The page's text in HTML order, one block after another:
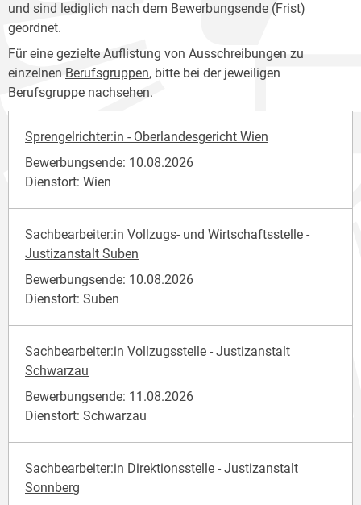
und sind lediglich nach dem Bewerbungsende (Frist)
geordnet.
Für eine gezielte Auflistung von Ausschreibungen zu
einzelnen Berufsgruppen, bitte bei der jeweiligen
Berufsgruppe nachsehen.
Sprengelrichter:in - Oberlandesgericht Wien
Bewerbungsende: 10.08.2026
Dienstort: Wien
Sachbearbeiter:in Vollzugs- und Wirtschaftsstelle -
Justizanstalt Suben
Bewerbungsende: 10.08.2026
Dienstort: Suben
Sachbearbeiter:in Vollzugsstelle - Justizanstalt
Schwarzau
Bewerbungsende: 11.08.2026
Dienstort: Schwarzau
Sachbearbeiter:in Direktionsstelle - Justizanstalt
Sonnberg